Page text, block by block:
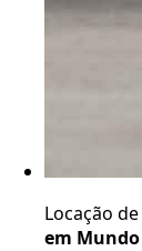
Locação
em